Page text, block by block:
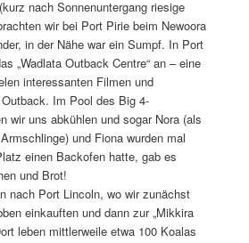
nach Sonnenuntergang riesige
wir bei Port Pirie beim Newoora
in der Nähe war ein Sumpf. In Port
„Wadlata Outback Centre“ an – eine
interessanten Filmen und
Im Pool des Big 4-
wir uns abkühlen und sogar Nora (als
und Fiona wurden mal
einen Backofen hatte, gab es
und Brot!
nach Port Lincoln, wo wir zunächst
einkauften und dann zur „Mikkira
leben mittlerweile etwa 100 Koalas